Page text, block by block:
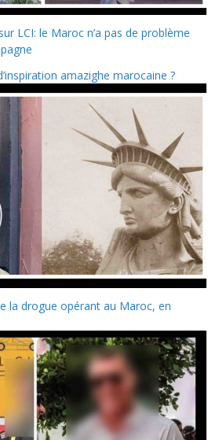
LCI: le Maroc n’a pas de problème
amazighe marocaine ?
la drogue opérant au Maroc, en